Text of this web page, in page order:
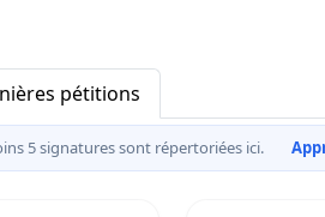
pétitions
5 signatures sont répertoriées ici.